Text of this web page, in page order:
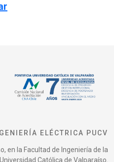
ELÉCTRICA PUCV
en la Facultad de Ingeniería de la
Católica de Valparaíso.